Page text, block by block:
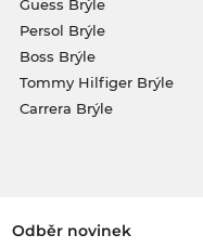
Guess Brýle
Persol Brýle
Boss Brýle
Tommy Hilfiger Brýle
Carrera Brýle
Odběr novinek